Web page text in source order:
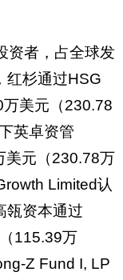
资者，占全球发
红杉通过HSG
美元（230.78
英卓资管
美元（230.78万
Limited认
瓴资本通过
115.39万
Z Fund I, LP